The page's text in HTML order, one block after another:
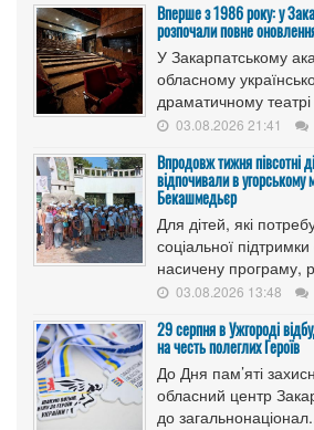
Вперше з 1986 року: у
розпочали повне
У Закарпатському
обласному
драматичному театрі
03.08.2026 21:41
Впродовж тижня півсотні
відпочивали в угорському
Бекашмедьєр
Для дітей, які
соціальної
насичену програму,
03.08.2026 13:48
29 серпня в Ужгороді
на честь полеглих Героїв
До Дня пам’яті
обласний центр
до